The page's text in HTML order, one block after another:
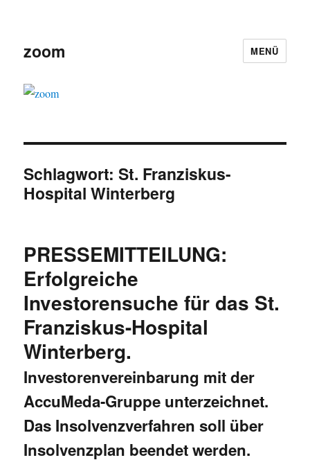
zoom MENÜ
Schlagwort:St. Franziskus-
Hospital Winterberg
PRESSEMITTEILUNG:
Erfolgreiche
Investorensuche für das St.
Franziskus-Hospital
Winterberg.
Investorenvereinbarung mit der
AccuMeda-Gruppe unterzeichnet.
Das Insolvenzverfahren soll über
Insolvenzplan beendet werden.